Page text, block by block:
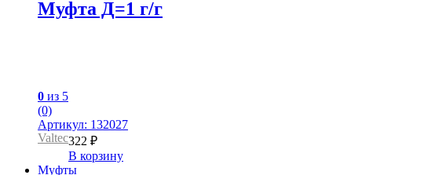
Муфта Д=1 г/г
0 из 5
(0)
Артикул: 132027
Valtec322 ₽
В корзину
Муфты